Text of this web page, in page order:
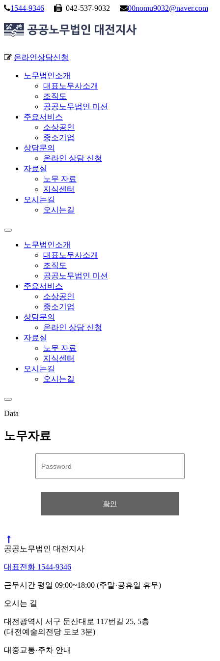
1544-9346 042-537-9032 00nomu9032@naver.com
온라인상담신청
노무법인소개
대표노무사소개
조직도
공공노무법인 미션
주요서비스
소상공인
중소기업
상담문의
온라인 상담 신청
자료실
노무 자료
지식센터
오시는길
오시는길
노무법인소개
대표노무사소개
조직도
공공노무법인 미션
주요서비스
소상공인
중소기업
상담문의
온라인 상담 신청
자료실
노무 자료
지식센터
오시는길
오시는길
Data
노무자료
확인
공공노무법인 대전지사
대표전화 1544-9346
근무시간 평일 09:00~18:00 (주말·공휴일 휴무)
오시는 길
대전광역시 서구 둔산대로 117번길 25, 5층
(대전예술의전당 도보 3분)
대중교통·주차 안내